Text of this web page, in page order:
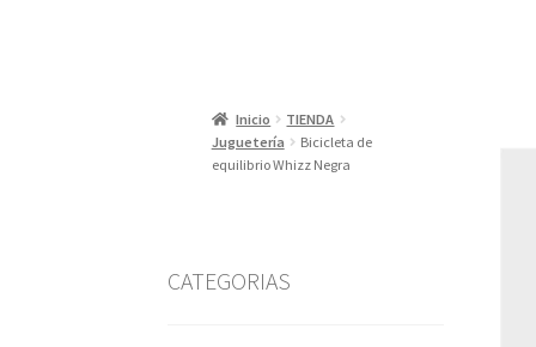
Inicio
TIENDA
Juguetería
Bicicleta de
equilibrio Whizz Negra
CATEGORIAS